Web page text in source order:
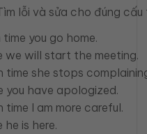
lỗi và sửa cho đúng
time you go home.
we will start the meeting.
time she stops
you have apologized.
time I am more careful.
he is here.